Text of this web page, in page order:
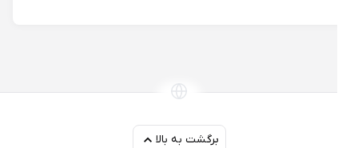
برگشت به بالا